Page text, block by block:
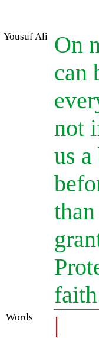
Yousuf Ali
On
can
not
us
Words |